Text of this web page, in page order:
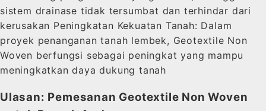
sistem drainase tidak tersumbat dan terhindar dari
kerusakan Peningkatan Kekuatan Tanah: Dalam
proyek penanganan tanah lembek, Geotextile Non
Woven berfungsi sebagai peningkat yang mampu
meningkatkan daya dukung tanah
Ulasan: Pemesanan Geotextile Non Woven